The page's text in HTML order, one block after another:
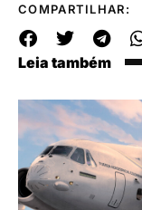
COMPARTILHAR:
Leia também